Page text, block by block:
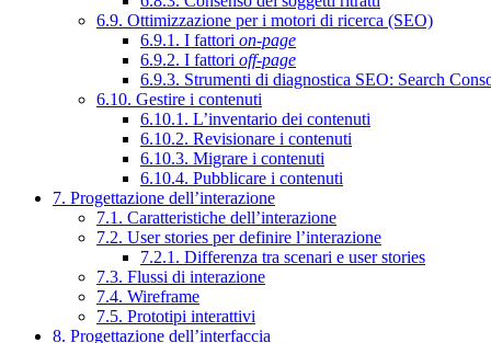
6.9. Ottimizzazione per i motori di ricerca (SEO)
6.9.1. I fattori on-page
6.9.2. I fattori off-page
6.9.3. Strumenti di diagnostica SEO: Search
6.10. Gestire i contenuti
6.10.1. L’inventario dei contenuti
6.10.2. Revisionare i contenuti
6.10.3. Migrare i contenuti
6.10.4. Pubblicare i contenuti
7. Progettazione dell’interazione
7.1. Caratteristiche dell’interazione
7.2. User stories per definire l’interazione
7.2.1. Differenza tra scenari e user stories
7.3. Flussi di interazione
7.4. Wireframe
7.5. Prototipi interattivi
8. Progettazione dell’interfaccia